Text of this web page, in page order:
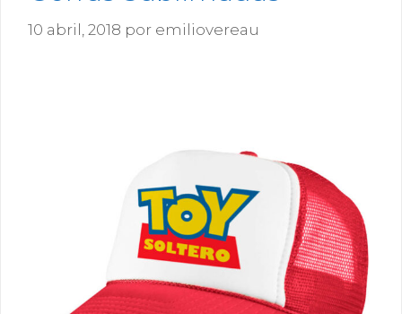
10 abril, 2018 por emiliovereau